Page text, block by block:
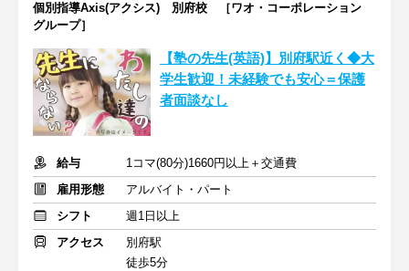
個別指導Axis(アクシス) 別府校 ［ワオ・コーポレーション
グループ］
【塾の先生(英語)】別府駅近く◆大
学生歓迎！未経験でも安心＝保護
者面談なし
給与
1コマ(80分)1660円以上＋交通費
雇用形態
アルバイト・パート
シフト
週1日以上
アクセス
別府駅
徒歩5分